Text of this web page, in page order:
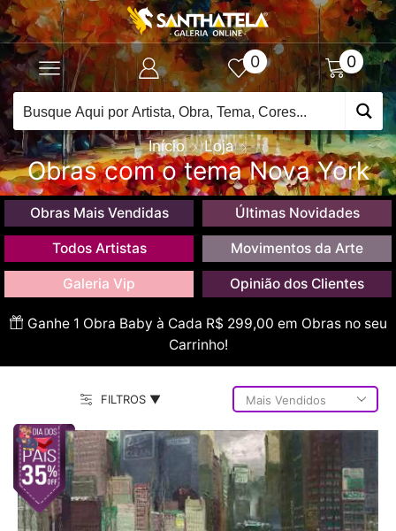
0 0
Início Loja
Obras com o tema Nova York
Obras Mais Vendidas Últimas Novidades
Todos Artistas Movimentos da Arte
Galeria Vip Opinião dos Clientes
Ganhe 1 Obra Baby à Cada R$ 299,00 em Obras no seu
Carrinho!
FILTROS ▼